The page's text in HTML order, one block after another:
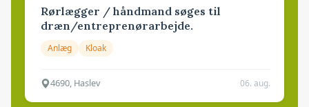
Rørlægger / håndmand søges til
dræn/entreprenørarbejde.
Anlæg Kloak
4690, Haslev 06. aug.